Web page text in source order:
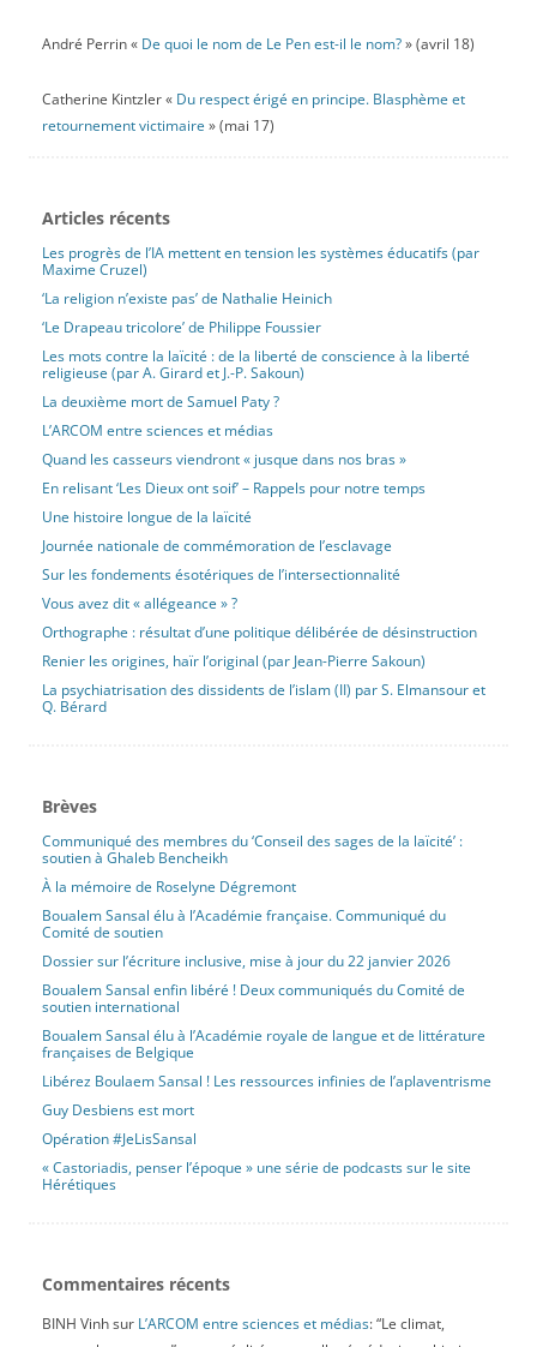
André Perrin « De quoi le nom de Le Pen est-il le nom?» (avril 18)
Catherine Kintzler « Du respect érigé en principe. Blasphème et
retournement victimaire » (mai 17)
Articles récents
Les progrès de l’IA mettent en tension les systèmes éducatifs (par
Maxime Cruzel)
‘La religion n’existe pas’ de Nathalie Heinich
‘Le Drapeau tricolore’ de Philippe Foussier
Les mots contre la laïcité : de la liberté de conscience à la liberté
religieuse (par A. Girard et J.-P. Sakoun)
La deuxième mort de Samuel Paty ?
L’ARCOM entre sciences et médias
Quand les casseurs viendront « jusque dans nos bras »
En relisant ‘Les Dieux ont soif’ – Rappels pour notre temps
Une histoire longue de la laïcité
Journée nationale de commémoration de l’esclavage
Sur les fondements ésotériques de l’intersectionnalité
Vous avez dit « allégeance » ?
Orthographe : résultat d’une politique délibérée de désinstruction
Renier les origines, haïr l’original (par Jean-Pierre Sakoun)
La psychiatrisation des dissidents de l’islam (II) par S. Elmansour et
Q. Bérard
Brèves
Communiqué des membres du ‘Conseil des sages de la laïcité’ :
soutien à Ghaleb Bencheikh
À la mémoire de Roselyne Dégremont
Boualem Sansal élu à l’Académie française. Communiqué du
Comité de soutien
Dossier sur l’écriture inclusive, mise à jour du 22 janvier 2026
Boualem Sansal enfin libéré ! Deux communiqués du Comité de
soutien international
Boualem Sansal élu à l’Académie royale de langue et de littérature
françaises de Belgique
Libérez Boulaem Sansal ! Les ressources infinies de l’aplaventrisme
Guy Desbiens est mort
Opération #JeLisSansal
« Castoriadis, penser l’époque » une série de podcasts sur le site
Hérétiques
Commentaires récents
BINH Vinhsur L’ARCOM entre sciences et médias: “Le climat,